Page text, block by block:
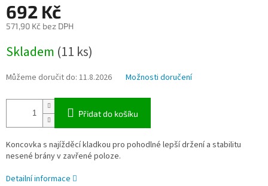
692 Kč
571,90 Kč bez DPH
cena:
Skladem (11 ks)
Můžeme doručit do: 11.8.2026 Možnosti doručení
Přidat do košíku
Koncovka s najížděcí kladkou pro pohodlné lepší držení a stabilitu
nesené brány v zavřené poloze.
Detailní informace